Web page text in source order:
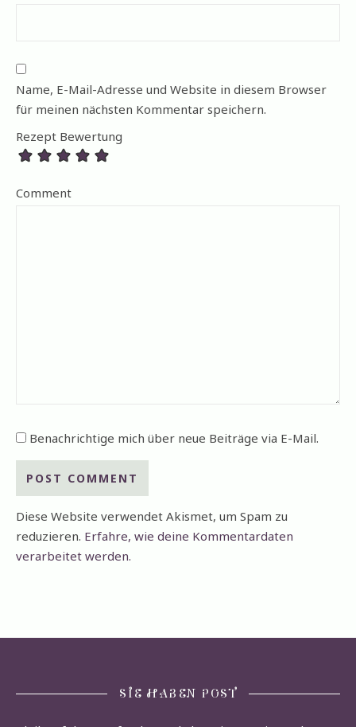
Name, E-Mail-Adresse und Website in diesem Browser
für meinen nächsten Kommentar speichern.
Rezept Bewertung
Comment
Benachrichtige mich über neue Beiträge via E-Mail.
Diese Website verwendet Akismet, um Spam zu
reduzieren. Erfahre, wie deine Kommentardaten
verarbeitet werden.
SIE HABEN POST